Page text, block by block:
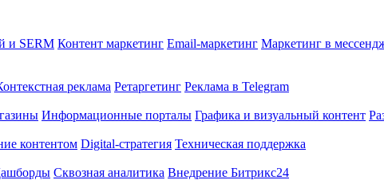
и SERM Контент маркетинг Email-маркетинг Маркетинг в
реклама Ретаргетинг Реклама в Telegram
Информационные порталы Графика и визуальный контент
контентом Digital-стратегия Техническая поддержка
Сквозная аналитика Внедрение Битрикс24